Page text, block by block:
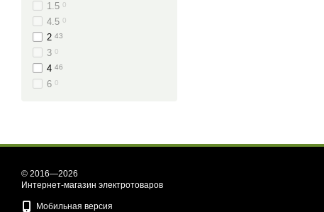
1.5 0
4.5 0
2 43
3 0
4 46
6 0
© 2016—2026
Интернет-магазин электротоваров
Мобильная версия